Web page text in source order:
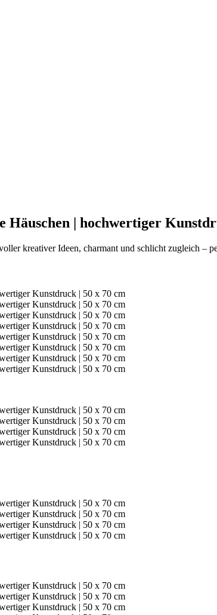
| hochwertiger
kreativer Ideen, charmant und schlicht zugleich –